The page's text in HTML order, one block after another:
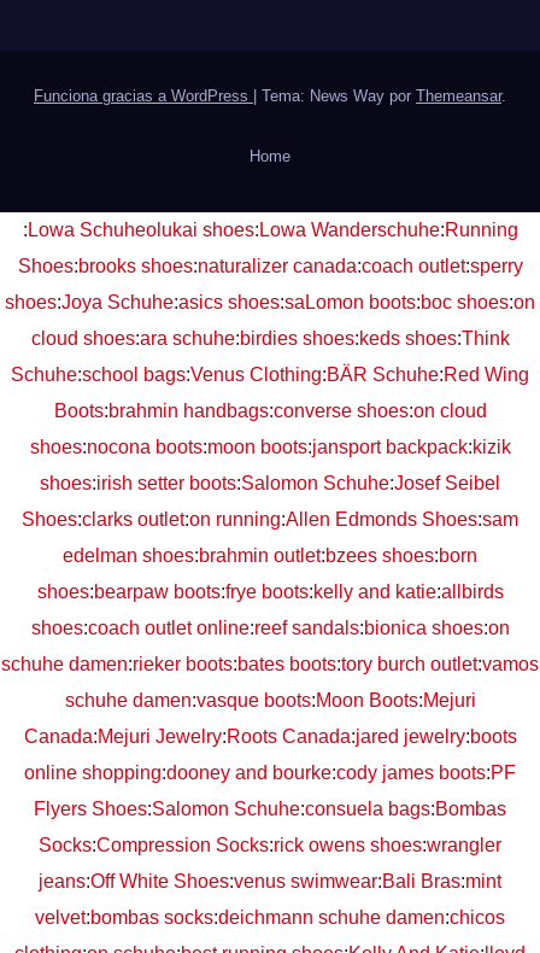
Funciona gracias a WordPress Tema: News Way por Themeansar.
Home
: Lowa Schuheolukai shoes: Lowa Wanderschuhe:Running
Shoes:brooks shoes:naturalizer canada:coach outlet:sperry
shoes:Joya Schuhe:asics shoes:saLomon boots:boc shoes:on
cloud shoes:ara schuhe:birdies shoes:keds shoes:Think
Schuhe:school bags:Venus Clothing:BÄR Schuhe:Red Wing
Boots:brahmin handbags:converse shoes:on cloud
shoes:nocona boots:moon boots:jansport backpack:kizik
shoes:irish setter boots:Salomon Schuhe:Josef Seibel
Shoes:clarks outlet:on running:Allen Edmonds Shoes:sam
edelman shoes:brahmin outlet:bzees shoes:born
shoes:bearpaw boots:frye boots:kelly and katie:allbirds
shoes:coach outlet online:reef sandals:bionica shoes:on
schuhe damen:rieker boots:bates boots:tory burch outlet:vamos
schuhe damen:vasque boots:Moon Boots:Mejuri
Canada:Mejuri Jewelry:Roots Canada:jared jewelry:boots
online shopping:dooney and bourke:cody james boots:PF
Flyers Shoes:Salomon Schuhe:consuela bags:Bombas
Socks:Compression Socks:rick owens shoes:wrangler
jeans:Off White Shoes:venus swimwear:Bali Bras:mint
velvet:bombas socks:deichmann schuhe damen:chicos